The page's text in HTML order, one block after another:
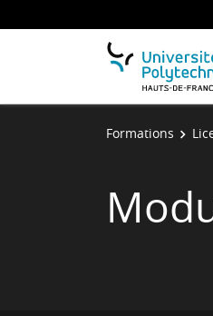
Formations